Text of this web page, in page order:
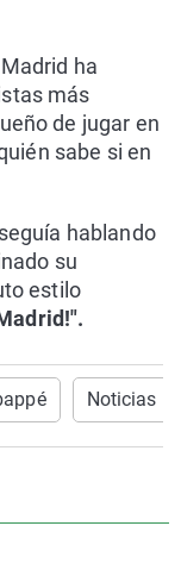
ha
más
de jugar en
sabe si en
hablando
su
estilo
Noticias